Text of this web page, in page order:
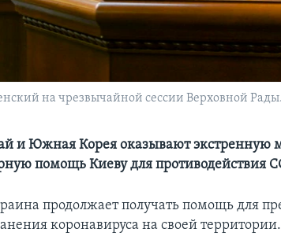
на чрезвычайной сессии Верховной
и Южная Корея оказывают экстренную
помощь Киеву для противодействия
продолжает получать помощь для
коронавируса на своей